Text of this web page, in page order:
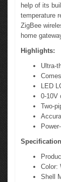
help of its
temperature
ZigBee
home
Highlights:
Ultra-
LED
0-10V
Two-
Color:
Shell